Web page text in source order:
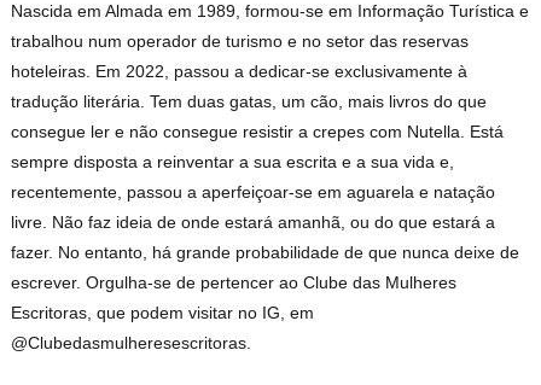
Nascida em Almada em 1989, formou-se em Informação Turística e
trabalhou num operador de turismo e no setor das reservas
hoteleiras. Em 2022, passou a dedicar-se exclusivamente à
tradução literária. Tem duas gatas, um cão, mais livros do que
consegue ler e não consegue resistir a crepes com Nutella. Está
sempre disposta a reinventar a sua escrita e a sua vida e,
recentemente, passou a aperfeiçoar-se em aguarela e natação
livre. Não faz ideia de onde estará amanhã, ou do que estará a
fazer. No entanto, há grande probabilidade de que nunca deixe de
escrever. Orgulha-se de pertencer ao Clube das Mulheres
Escritoras, que podem visitar no IG, em
@Clubedasmulheresescritoras.